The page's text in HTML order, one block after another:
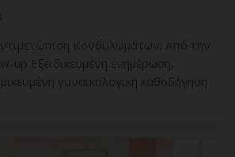
Κονδυλωμάτων: Από την
up Εξειδικευμένη ενημέρωση,
γυναικολογική καθοδήγηση